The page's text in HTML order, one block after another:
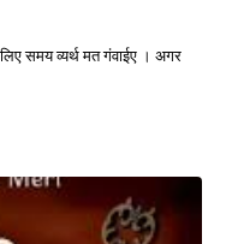
समय व्यर्थ मत गंवाईए । अगर